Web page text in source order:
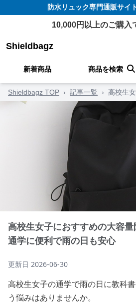
防水リュック専門通販サイ
10,000円以上のご購入
Shieldbagz
新着商品 商品を検索
Shieldbagz TOP › 記事一覧 › 高校生
高校生女子におすすめの大容量
通学に便利で雨の日も安心
更新日 2026-06-30
高校生女子の通学で雨の日に教科
う悩みはありませんか。